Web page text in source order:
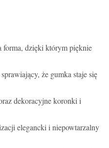
dzięki którym pięknie
że gumka staje się
dekoracyjne koronki i
elegancki i niepowtarzalny